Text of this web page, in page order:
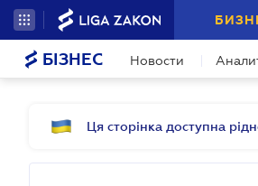
БІЗНЕС Новости
Ця сторінка доступна